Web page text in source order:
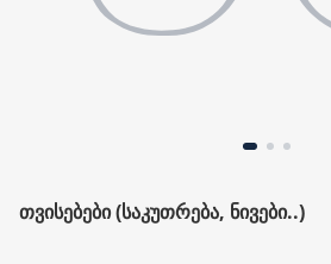
ᲗᲕᲘᲡᲔᲑᲔᲑᲘ (ᲡᲐᲙᲣᲗᲠᲔᲑᲐ, ᲜᲘᲕᲔᲑᲘ..)